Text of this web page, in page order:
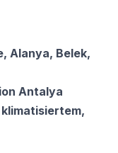
bedeutendsten
Hoteltransfer
Alanya, Belek,
Antalya
klimatisiertem,